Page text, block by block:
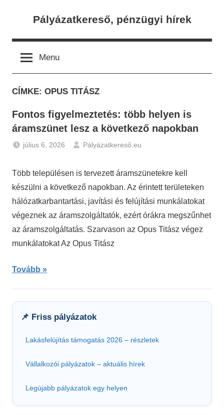
Pályázatkereső, pénzügyi hírek
Menu
CÍMKE: OPUS TITÁSZ
Fontos figyelmeztetés: több helyen is
áramszünet lesz a következő napokban
július 6, 2026
Pályázatkereső.eu
Több településen is tervezett áramszünetekre kell
készülni a következő napokban. Az érintett területeken
hálózatkarbantartási, javítási és felújítási munkálatokat
végeznek az áramszolgáltatók, ezért órákra megszűnhet
az áramszolgáltatás. Szarvason az Opus Titász végez
munkálatokat Az Opus Titász
Tovább
📌 Friss pályázatok
Lakásfelújítás támogatás 2026 – részletek
Vállalkozói pályázatok – aktuális hírek
Legújabb pályázatok egy helyen